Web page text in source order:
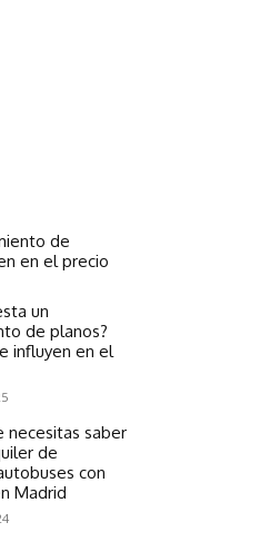
de
en el precio
un
de planos?
influyen en el
necesitas saber
de
con
Madrid